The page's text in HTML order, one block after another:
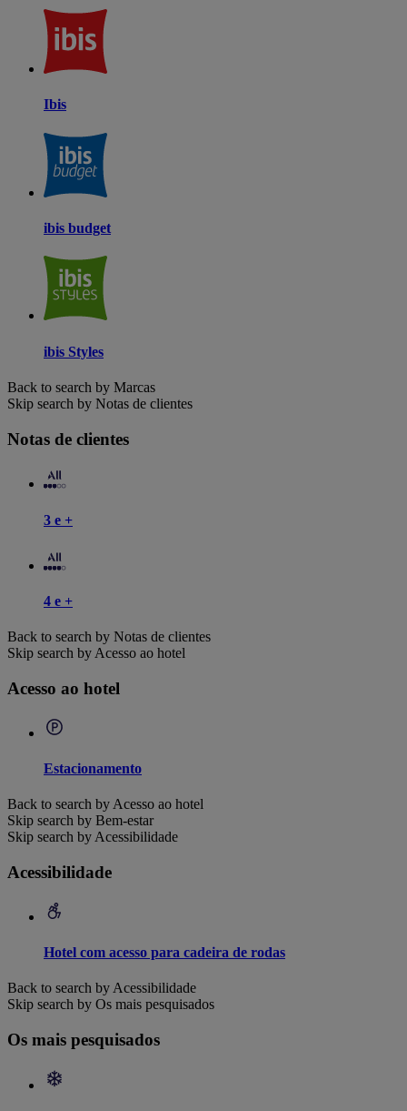
Ibis
ibis budget
ibis Styles
Back to search by Marcas
Skip search by Notas de clientes
Notas de clientes
3 e +
4 e +
Back to search by Notas de clientes
Skip search by Acesso ao hotel
Acesso ao hotel
Estacionamento
Back to search by Acesso ao hotel
Skip search by Bem-estar
Skip search by Acessibilidade
Acessibilidade
Hotel com acesso para cadeira de rodas
Back to search by Acessibilidade
Skip search by Os mais pesquisados
Os mais pesquisados